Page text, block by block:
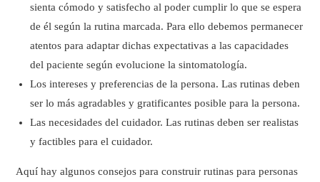
sienta cómodo y satisfecho al poder cumplir lo que se espera
de él según la rutina marcada. Para ello debemos permanecer
atentos para adaptar dichas expectativas a las capacidades
del paciente según evolucione la sintomatología.
Los intereses y preferencias de la persona. Las rutinas deben
ser lo más agradables y gratificantes posible para la persona.
Las necesidades del cuidador. Las rutinas deben ser realistas
y factibles para el cuidador.
Aquí hay algunos consejos para construir rutinas para personas